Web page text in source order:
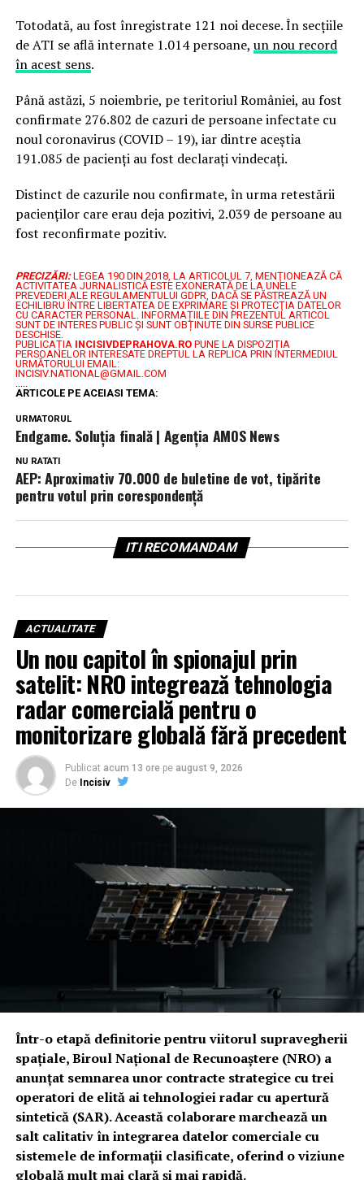
Totodată, au fost înregistrate 121 noi decese. În secțiile
de ATI se află internate 1.014 persoane, un nou record
în acest sens.
Până astăzi, 5 noiembrie, pe teritoriul României, au fost
confirmate 276.802 de cazuri de persoane infectate cu
noul coronavirus (COVID – 19), iar dintre aceștia
191.085 de pacienți au fost declarați vindecați.
Distinct de cazurile nou confirmate, în urma retestării
pacienților care erau deja pozitivi, 2.039 de persoane au
fost reconfirmate pozitiv.
PRECIZĂRI: LEGEA 190 DIN 2018, LA ARTICOLUL 7, MENŢIONEAZĂ CĂ
ACTIVITATEA JURNALISTICĂ ESTE EXONERATĂ DE LA UNELE
PREVEDERI ALE REGULAMENTULUI GDPR, DACĂ SE PĂSTREAZĂ UN
ECHILIBRU ÎNTRE LIBERTATEA DE EXPRIMARE ŞI PROTECŢIA DATELOR
CU CARACTER PERSONAL. INFORMAȚIILE DIN PREZENTUL ARTICOL
SUNT DE INTERES PUBLIC ȘI SUNT OBȚINUTE DIN SURSE PUBLICE
DESCHISE.
PUBLICAȚIA INCISIVDEPRAHOVA.ROPUNE LA DISPOZIȚIA
PERSOANELOR INTERESATE DREPTUL LA REPLICA PRIN INTERMEDIUL
URMĂTORULUI EMAIL:
INCISIV.NATIONAL@GMAIL.COM
.....
ARTICOLE PE ACEIASI TEMA:
URMATORUL
Endgame. Soluția finală | Agenţia AMOS News
NU RATATI
AEP: Aproximativ 70.000 de buletine de vot, tipărite
pentru votul prin corespondenţă
ITI RECOMANDAM
ACTUALITATE
Un nou capitol în spionajul prin
satelit: NRO integrează tehnologia
radar comercială pentru o
monitorizare globală fără precedent
Publicat acum 13 ore pe august 9, 2026
De Incisiv
Într-o etapă definitorie pentru viitorul supravegherii
spațiale, Biroul Național de Recunoaștere (NRO) a
anunțat semnarea unor contracte strategice cu trei
operatori de elită ai tehnologiei radar cu apertură
sintetică (SAR). Această colaborare marchează un
salt calitativ în integrarea datelor comerciale cu
sistemele de informații clasificate, oferind o viziune
globală mult mai clară și mai rapidă.